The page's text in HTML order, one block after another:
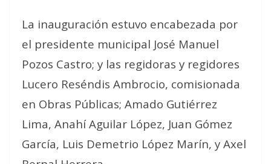
La inauguración estuvo encabezada por
el presidente municipal José Manuel
Pozos Castro; y las regidoras y regidores
Lucero Reséndis Ambrocio, comisionada
en Obras Públicas; Amado Gutiérrez
Lima, Anahí Aguilar López, Juan Gómez
García, Luis Demetrio López Marín, y Axel